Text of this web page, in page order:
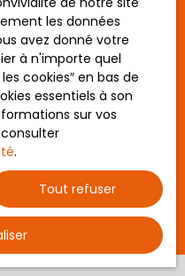
79M²
exposé sud
!
m²
REDUITES :
tard cet
par notre agence ! Si
de vente n'hésitez
sont
les données
avez donné votre
à n'importe quel
cookies″ en bas de
essentiels à son
sur vos
.
Tout refuser